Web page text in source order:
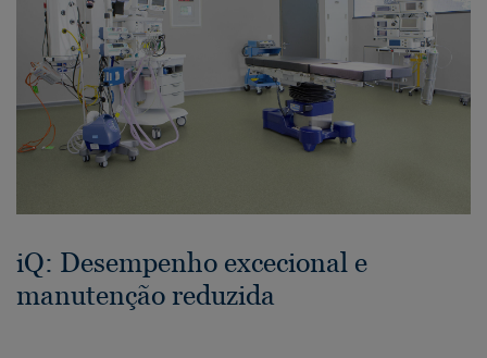
iQ: Desempenho excecional e
manutenção reduzida